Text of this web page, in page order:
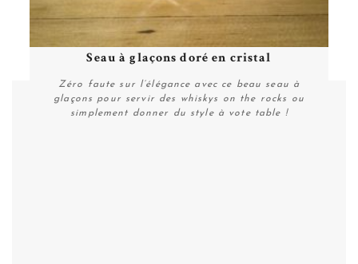
Seau à glaçons doré en cristal
Zéro faute sur l’élégance avec ce beau seau à
glaçons pour servir des whiskys on the rocks ou
simplement donner du style à vote table !